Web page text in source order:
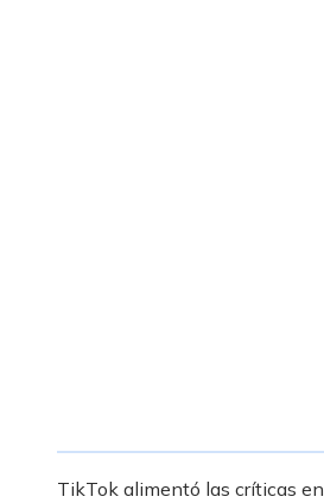
TikTok alimentó las críticas en